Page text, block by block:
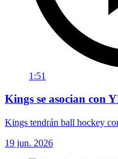
1:51
Kings se asocian con
Kings tendrán ball hockey
19 jun. 2026